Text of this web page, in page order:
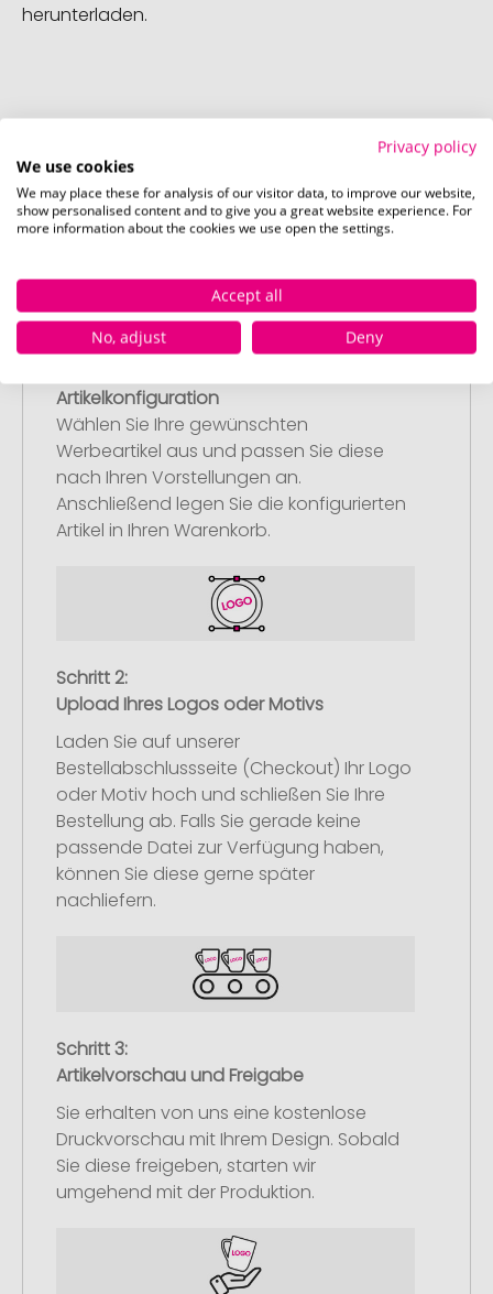
herunterladen.
So einfach bestellen Sie Ihre Werbeartikel bei
Pinkcube
Artikelkonfiguration
Wählen Sie Ihre gewünschten
Werbeartikel aus und passen Sie diese
nach Ihren Vorstellungen an.
Anschließend legen Sie die konfigurierten
Artikel in Ihren Warenkorb.
Schritt 2:
Upload Ihres Logos oder Motivs
Laden Sie auf unserer
Bestellabschlussseite (Checkout) Ihr Logo
oder Motiv hoch und schließen Sie Ihre
Bestellung ab. Falls Sie gerade keine
passende Datei zur Verfügung haben,
können Sie diese gerne später
nachliefern.
Schritt 3:
Artikelvorschau und Freigabe
Sie erhalten von uns eine kostenlose
Druckvorschau mit Ihrem Design. Sobald
Sie diese freigeben, starten wir
umgehend mit der Produktion.
Privacy policy
We use cookies
We may place these for analysis of our visitor data, to improve our website,
show personalised content and to give you a great website experience. For
more information about the cookies we use open the settings.
Accept all
No, adjust
Deny